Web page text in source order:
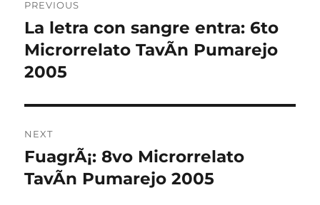
navigation
PREVIOUS
Previous
post:
La letra con sangre entra: 6to
Microrrelato TavÃ­n Pumarejo
2005
NEXT
Next
post:
FuagrÃ¡: 8vo Microrrelato
TavÃ­n Pumarejo 2005